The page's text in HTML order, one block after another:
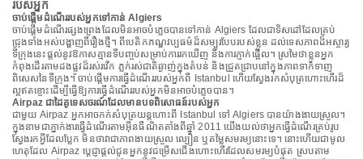
របស់អ្នក
ចាប់ផ្តើមដំណើររបស់អ្នកទៅកាន់ Algiers
ចាប់ផ្តើមដំណើរផ្សងព្រេងដែលមិនអាចបំភ្លេចបានទៅកាន់ Algiers ដែលជាទិសដៅដែលគ្រប់
ជ្រុងទាំងអស់បង្ហាញពីរឿងថ្មី។ ពីបេតិកភណ្ឌវប្បធម៌ដ៏សម្បូរបែបរបស់ខ្លួន ដល់ទេសភាពដ៏អស្ចារ្យ
ទីក្រុងនេះផ្តល់នូវឱកាសគ្មានទីបញ្ចប់សម្រាប់ការរកឃើញ និងការភ្ញាក់ផ្អើល។ ស្រមៃថាខ្លួនអ្នក
កំពុងដើរតាមដងផ្លូវដ៏រស់រវើក ភ្លក់រស់ជាតិឆ្ងាញ់ក្នុងតំបន់ និងជ្រួតជ្រាបនៅក្នុងភាពទាក់ទាញ
ពិសេសនៃទីក្រុង។ ចាប់ផ្តើមការធ្វើដំណើររបស់អ្នកពី Istanbul ហើយស្វែងរកសំបុត្រហោះហើរដ៏
ល្អឥតខ្ចោះដើម្បីធ្វើឱ្យការធ្វើដំណើររបស់អ្នកមិនអាចបំភ្លេចបាន។
Airpaz ជាដៃគូទេសចរណ៍ដែលមានបទពិសោធន៍របស់អ្នក
ជាមួយ Airpaz អ្នកអាចកក់សំបុត្រយន្តហោះពី Istanbul ទៅ Algiers បានយ៉ាងងាយស្រួល។
ក្នុងនាមជាភ្នាក់ងារធ្វើដំណើរតាមអ៊ីនធឺណិតតាំងពីឆ្នាំ 2011 យើងយល់ថាអ្នកធ្វើដំណើរគ្រប់រូប
ស្វែងរកអ្វីដែលប្លែក មិនថាវាជាភាពងាយស្រួល ល្បឿន ឬតម្លៃសមរម្យនោះទេ។ នោះហើយជាមូល
ហេតុដែល Airpaz ប្តេជ្ញាផ្តល់ជូនអ្នកនូវជម្រើសជើងហោះហើរដែលសមរម្យបំផុត ស្របតាម